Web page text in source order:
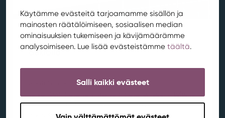
Käytämme evästeitä tarjoamamme sisällön ja
mainosten räätälöimiseen, sosiaalisen median
ominaisuuksien tukemiseen ja kävijämäärämme
analysoimiseen. Lue lisää evästeistämme täältä.
Salli kaikki evästeet
Muutostyöt käynnistyvät Rentukan
aukiolla
Rentukan edustan aukion kehittämistä
jonkin aikaa. Suunnitelmista on käyty keskustelua
myös Kylän asukastoimikunnan kanssa.